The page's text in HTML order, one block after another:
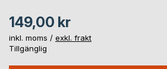
149,00 kr
inkl. moms / exkl. frakt
Tillgänglig